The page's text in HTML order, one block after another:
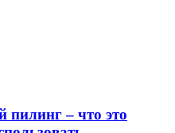
– что это